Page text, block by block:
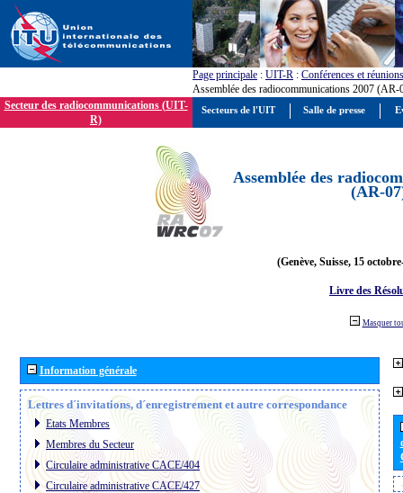
Page principale : UIT-R : Conférences et réunions
Assemblée des radiocommunications 2007 (AR-
Secteur des radiocommunications (UIT-
R)
Assemblée des
(AR-
(Genève, Suisse, 15
Livre des
Masquer
Information générale
Lettres d´invitations, d´enregistrement et autre correspondance
Etats Membres
Membres du Secteur
Circulaire administrative CACE/404
Circulaire administrative CACE/427
Secteurs de l'UIT Salle de presse